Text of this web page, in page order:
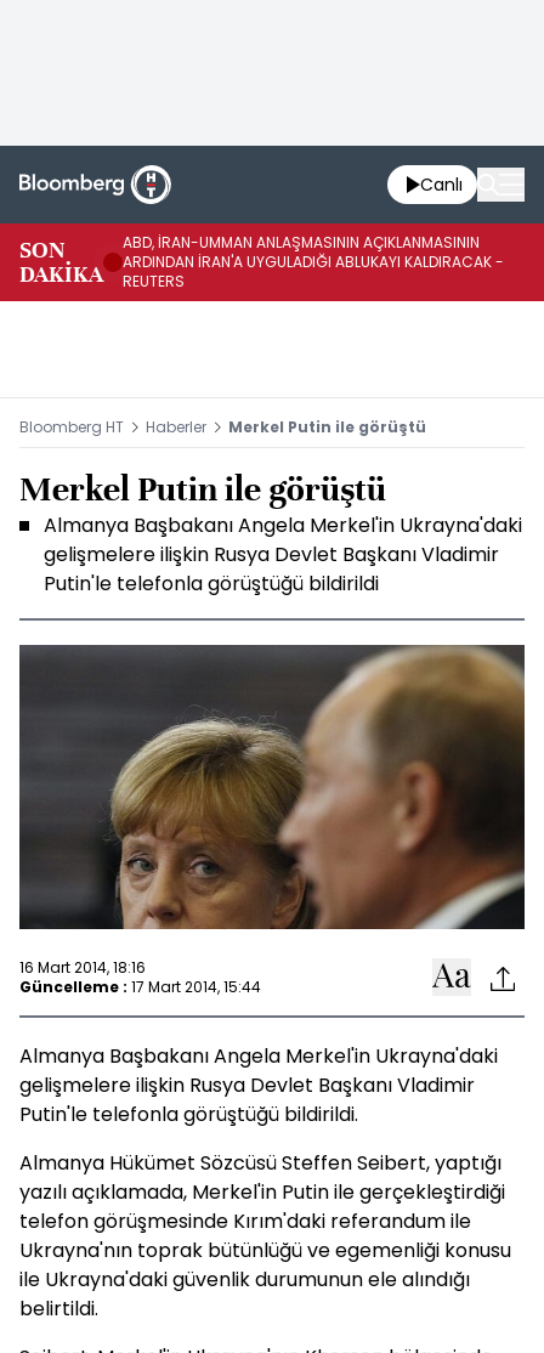
Canlı
SON
DAKİKA
ABD, İRAN-UMMAN ANLAŞMASININ AÇIKLANMASININ
ARDINDAN İRAN'A UYGULADIĞI ABLUKAYI KALDIRACAK -
REUTERS
Bloomberg HT Haberler Merkel Putin ile görüştü
Merkel Putin ile görüştü
Almanya Başbakanı Angela Merkel'in Ukrayna'daki
gelişmelere ilişkin Rusya Devlet Başkanı Vladimir
Putin'le telefonla görüştüğü bildirildi
16 Mart 2014, 18:16
Güncelleme : 17 Mart 2014, 15:44
Almanya Başbakanı Angela Merkel'in Ukrayna'daki
gelişmelere ilişkin Rusya Devlet Başkanı Vladimir
Putin'le telefonla görüştüğü bildirildi.
Almanya Hükümet Sözcüsü Steffen Seibert, yaptığı
yazılı açıklamada, Merkel'in Putin ile gerçekleştirdiği
telefon görüşmesinde Kırım'daki referandum ile
Ukrayna'nın toprak bütünlüğü ve egemenliği konusu
ile Ukrayna'daki güvenlik durumunun ele alındığı
belirtildi.